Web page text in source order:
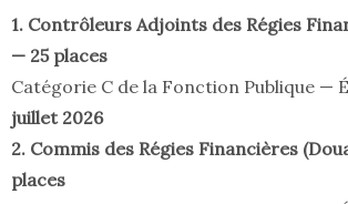
1. Contrôleurs Adjoints des Régies
— 25 places
Catégorie C de la Fonction Publique —
juillet 2026
2. Commis des Régies Financières
places